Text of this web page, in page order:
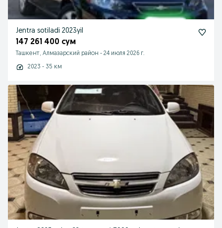
Jentra sotiladi 2023yil
147 261 400 сум
Ташкент, Алмазарский район - 24 июля 2026 г.
2023 - 35 км